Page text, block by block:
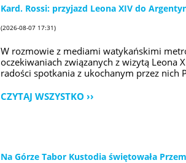
Kard. Rossi: przyjazd Leona XIV do
(2026-08-07 17:31)
W rozmowie z mediami watykańskimi
oczekiwaniach związanych z wizytą Leona
radości spotkania z ukochanym przez nich
CZYTAJ WSZYSTKO
Na Górze Tabor Kustodia świętowała